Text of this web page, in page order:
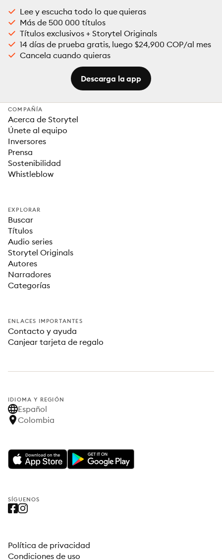
Lee y escucha todo lo que quieras
Más de 500 000 títulos
Títulos exclusivos + Storytel Originals
14 días de prueba gratis, luego $24,900 COP/al mes
Cancela cuando quieras
Descarga la app
COMPAÑÍA
Acerca de Storytel
Únete al equipo
Inversores
Prensa
Sostenibilidad
Whistleblow
EXPLORAR
Buscar
Títulos
Audio series
Storytel Originals
Autores
Narradores
Categorías
ENLACES IMPORTANTES
Contacto y ayuda
Canjear tarjeta de regalo
IDIOMA Y REGIÓN
Español
Colombia
SÍGUENOS
Política de privacidad
Condiciones de uso